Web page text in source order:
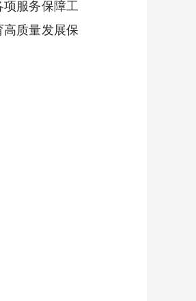
服务保障工
质量发展保